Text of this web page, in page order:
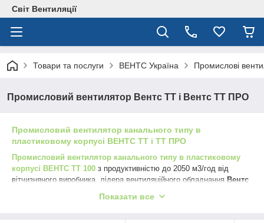
Світ Вентиляції
Товари та послуги ВЕНТС Україна Промислові
Промисловий вентилятор Вентс ТТ і Вентс ТТ ПРО
Промисловий вентилятор канального типу в
пластиковому корпусі ВЕНТС ТТ і ТТ ПРО
Промисловий вентилятор канального типу в пластиковому
корпусі ВЕНТС ТТ 100 з продуктивністю до 2050 м3/год від
вітчизняного виробника, лідера вентиляційного обладнання Вентс
монтуватися як на стіну , так і на стелю.
Вентилятор промисловий канальний Вентс ТТ і ТТ ПРОзручний в
Показати все